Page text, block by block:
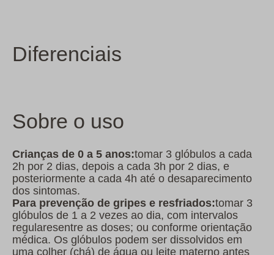
Diferenciais
Sobre o uso
Crianças de 0 a 5 anos:tomar 3 glóbulos a cada
2h por 2 dias, depois a cada 3h por 2 dias, e
posteriormente a cada 4h até o desaparecimento
dos sintomas.
Para prevenção de gripes e resfriados:tomar 3
glóbulos de 1 a 2 vezes ao dia, com intervalos
regularesentre as doses; ou conforme orientação
médica. Os glóbulos podem ser dissolvidos em
uma colher (chá) de água ou leite materno antes